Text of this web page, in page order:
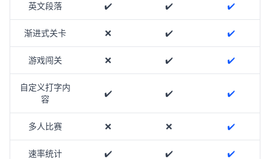
英文段落 ✔️ ✔️ ✔️
渐进式关卡 ❌ ✔️ ✔️
游戏闯关 ❌ ✔️ ✔️
自定义打字内
容
✔️ ✔️ ✔️
多人比赛 ❌ ❌ ✔️
速率统计 ✔️ ✔️ ✔️